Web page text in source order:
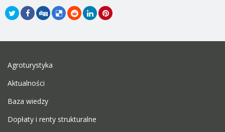
Agroturystyka
Aktualności
Baza wiedzy
Dopłaty i renty strukturalne